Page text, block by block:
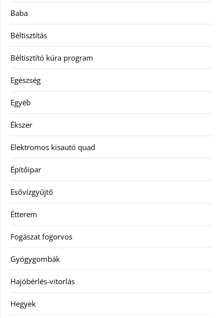
Baba
Béltisztítás
Béltisztító kúra program
Egészség
Egyéb
Ékszer
Elektromos kisautó quad
Építőipar
Esővízgyűjtő
Étterem
Fogászat fogorvos
Gyógygombák
Hajóbérlés-vitorlás
Hegyek